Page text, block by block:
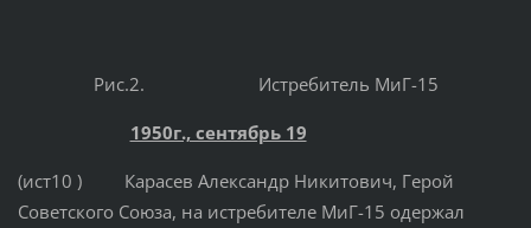
Рис.2. Истребитель МиГ-15
1950г., сентябрь 19
(ист10 ) Карасев Александр Никитович, Герой
Советского Союза, на истребителе МиГ-15 одержал